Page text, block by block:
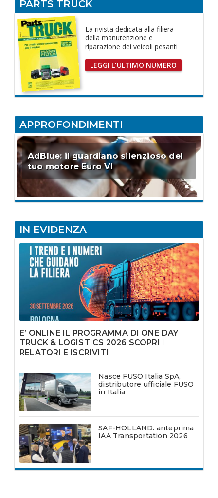
PARTS TRUCK
La rivista dedicata alla filiera
della manutenzione e
riparazione dei veicoli pesanti
LEGGI L'ULTIMO NUMERO
APPROFONDIMENTI
AdBlue: il guardiano silenzioso del
tuo motore Euro VI
IN EVIDENZA
E’ ONLINE IL PROGRAMMA DI ONE DAY
TRUCK & LOGISTICS 2026 SCOPRI I
RELATORI E ISCRIVITI
Nasce FUSO Italia SpA,
distributore ufficiale FUSO
in Italia
SAF-HOLLAND: anteprima
IAA Transportation 2026